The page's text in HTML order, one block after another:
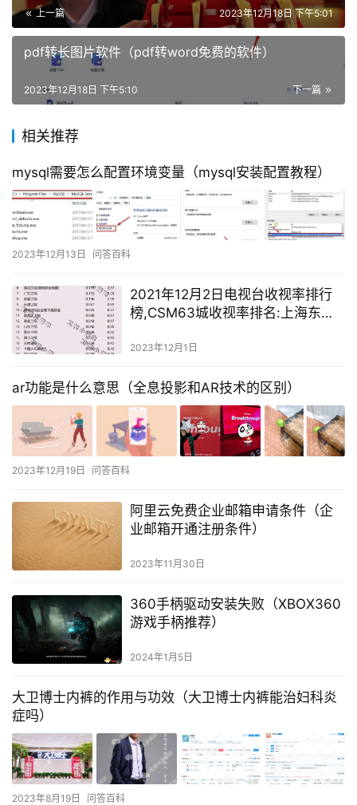
上一篇 2023年12月18日 下午5:01
pdf转长图片软件（pdf转word免费的软件）
下一篇
2023年12月18日 下午5:10
相关推荐
mysql需要怎么配置环境变量（mysql安装配置教程）
2023年12月13日 问答百科
2021年12月2日电视台收视率排行
榜,CSM63城收视率排名:上海东方
2023年12月1日
ar功能是什么意思（全息投影和AR技术的区别）
2023年12月19日 问答百科
阿里云免费企业邮箱申请条件（企
业邮箱开通注册条件）
2023年11月30日
360手柄驱动安装失败（XBOX360
游戏手柄推荐）
2024年1月5日
大卫博士内裤的作用与功效（大卫博士内裤能治妇科炎
症吗）
2023年8月19日 问答百科